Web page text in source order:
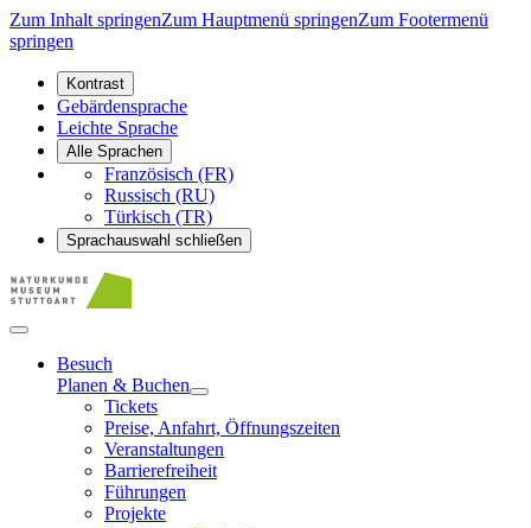
Zum Inhalt springenZum Hauptmenü springenZum Footermenü
springen
Kontrast
Gebärdensprache
Leichte Sprache
Alle Sprachen
Französisch (FR)
Russisch (RU)
Türkisch (TR)
Sprachauswahl schließen
Besuch
Planen & Buchen
Tickets
Preise, Anfahrt, Öffnungszeiten
Veranstaltungen
Barrierefreiheit
Führungen
Projekte